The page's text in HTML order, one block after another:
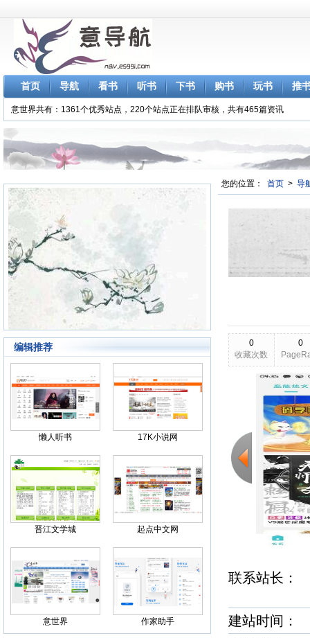
首页 导航 看书 听书 下书 购书 玩书 推
意世界共有：1361个优秀站点，220个站点正在排队审核，共有465篇资讯
编辑推荐
懒人听书 17K小说网
晋江文学城 起点中文网
意世界 作家助手
您的位置： 首页 > 导
0
收藏次数
0
更新日期
联系站长
建站时间